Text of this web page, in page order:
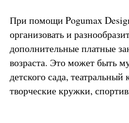
При помощи Pogumax
организовать и
дополнительные платные
возраста. Это может быть
детского сада, театральный
творческие кружки,